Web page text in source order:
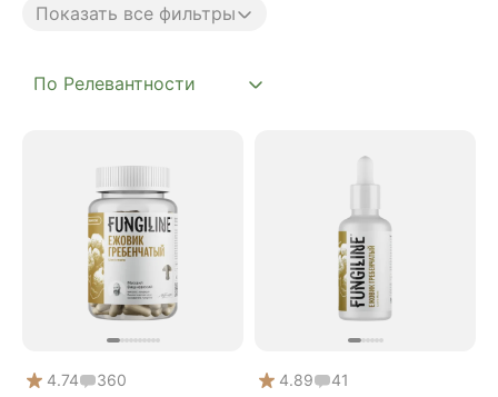
Показать все фильтры
Daily
Mushroom
Phyto
Premium
Solution
Акция
4.74 360 4.89 41